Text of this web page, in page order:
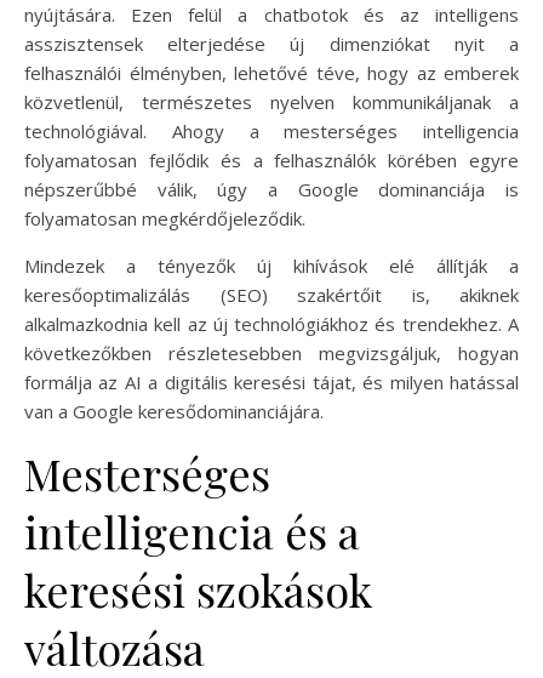
nyújtására. Ezen felül a chatbotok és az intelligens
asszisztensek elterjedése új dimenziókat nyit a
felhasználói élményben, lehetővé téve, hogy az emberek
közvetlenül, természetes nyelven kommunikáljanak a
technológiával. Ahogy a mesterséges intelligencia
folyamatosan fejlődik és a felhasználók körében egyre
népszerűbbé válik, úgy a Google dominanciája is
folyamatosan megkérdőjeleződik.
Mindezek a tényezők új kihívások elé állítják a
keresőoptimalizálás (SEO) szakértőit is, akiknek
alkalmazkodnia kell az új technológiákhoz és trendekhez. A
következőkben részletesebben megvizsgáljuk, hogyan
formálja az AI a digitális keresési tájat, és milyen hatással
van a Google keresődominanciájára.
Mesterséges
intelligencia és a
keresési szokások
változása